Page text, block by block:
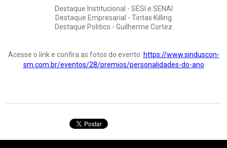
Destaque Institucional - SESI e SENAI
Destaque Empresarial - Tintas Killing
Destaque Politico - Guilherme Cortez
Acesse o link e confira as fotos do evento: https://www.sinduscon-
sm.com.br/eventos/28/premios/personalidades-do-ano